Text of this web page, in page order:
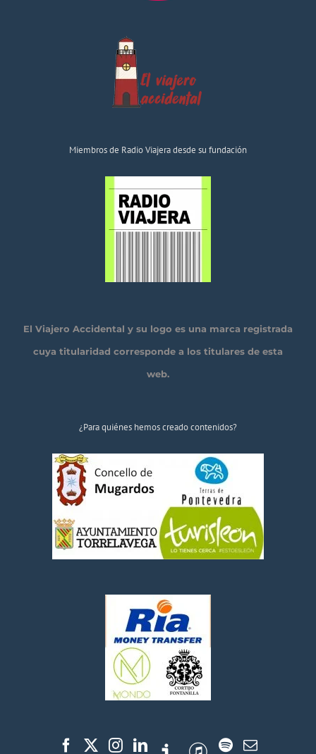
Miembros de Radio Viajera desde su fundación
El Viajero Accidental y su logo es una marca registrada
cuya titularidad corresponde a los titulares de esta
web.
¿Para quiénes hemos creado contenidos?